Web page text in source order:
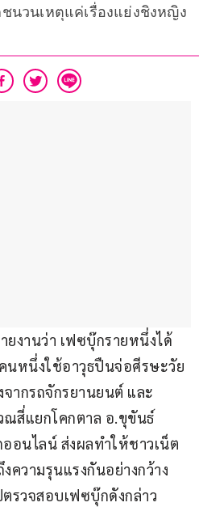
นวนเหตุแค่เรื่องแย่งชิงหญิง
ยงานว่า เฟซบุ๊กรายหนึ่งได้
หนึ่งใช้อาวุธปืนจ่อศีรษะวัย
ากรถจักรยานยนต์ และ
ณสี่แยกโคกตาล อ.ขุขันธ์
อนไลน์ ส่งผลทำให้ชาวเน็ต
ความรุนแรงกันอย่างกว้าง
ตรวจสอบเฟซบุ๊กดังกล่าว